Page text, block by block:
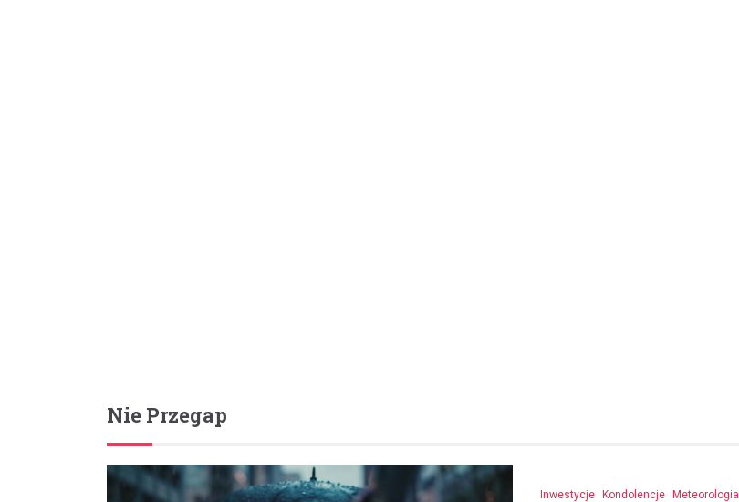
Nie Przegap
Inwestycje Kondolencje Meteorologia